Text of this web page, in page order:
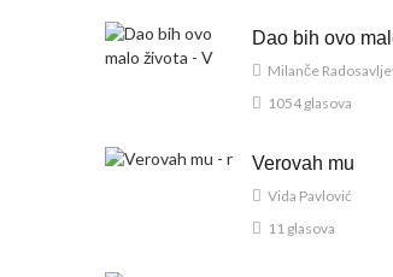
Dao bih ovo
Milanče
1054 glasova
Verovah mu
Vida Pavlović
11 glasova